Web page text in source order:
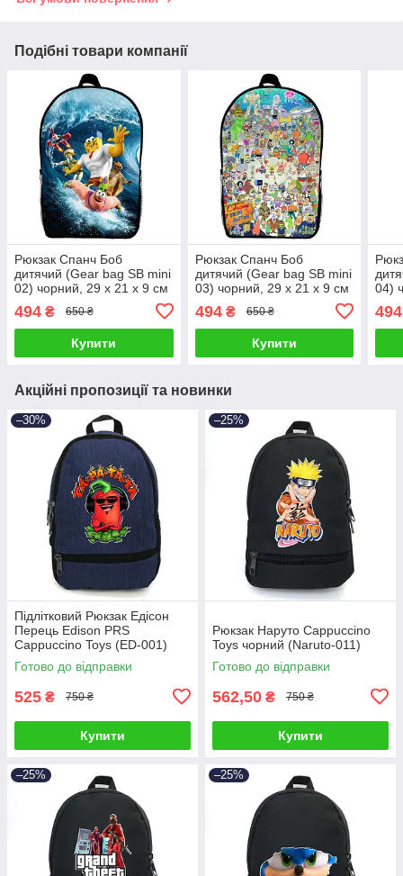
Подібні товари компанії
Рюкзак Спанч Боб
дитячий (Gear bag SB mini
02) чорний, 29 х 21 х 9 см
494 ₴ 650 ₴
Купити
Рюкзак Спанч Боб
дитячий (Gear bag SB mini
03) чорний, 29 х 21 х 9 см
494₴ 650 ₴
Купити
04)
494
Акційні пропозиції та новинки
–30%
Підлітковий Рюкзак Едісон
Перець Edison PRS
Cappuccino Toys (ED-001)
синій
Готово до відправки
525 ₴ 750 ₴
Купити
–25%
Рюкзак Наруто Cappuccino
Toys чорний (Naruto-011)
Готово до відправки
562,50 ₴ 750 ₴
Купити
–25% –25%